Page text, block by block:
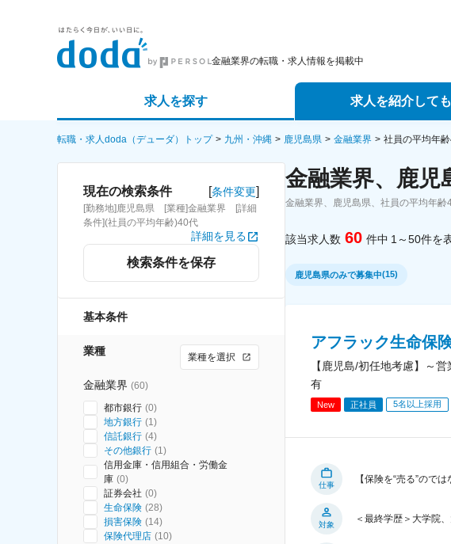
金融業界の転職・求人情報を掲載中
求人を探す
詳細条件から探す
求人特集から探す
求人を紹介して
エージェントサービス
スカウトサービス
転職・求人doda（デューダ）トップ 九州・沖縄 鹿児島県 金融業界 社員の平均年
現在の検索条件 [条件変更]
[勤務地]鹿児島県 [業種]金融業界 [詳細
条件](社員の平均年齢)40代
詳細を見る
検索条件を保存
基本条件
業種 業種を選択
金融業界 (60)
都市銀行 (0)
地方銀行 (1)
信託銀行 (4)
その他銀行 (1)
信用金庫・信用組合・労働金
庫 (0)
証券会社 (0)
生命保険 (28)
損害保険 (14)
保険代理店 (10)
金融業界、鹿児
金融業界、鹿児島県、社員の平均年
該当求人数 60 件中 1～50件を
鹿児島県のみで募集中(15)
アフラック生命保
【鹿児島/初任地考慮】～
有
New 正社員 5名以上採用
仕事
【保険を“売る”ので
対象
＜最終学歴＞大学院